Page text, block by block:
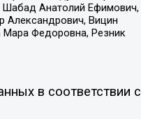
Шабад Анатолий Ефимович,
Александрович, Вицин
Мара Федоровна, Резник
в соответствии с